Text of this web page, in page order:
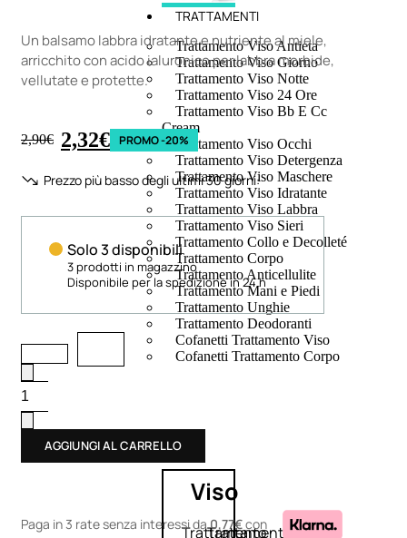
TRATTAMENTI
Trattamento Viso Antieta
Trattamento Viso Giorno
Trattamento Viso Notte
Trattamento Viso 24 Ore
Trattamento Viso Bb E Cc
Cream
Trattamento Viso Occhi
Trattamento Viso Detergenza
Trattamento Viso Maschere
Trattamento Viso Idratante
Trattamento Viso Labbra
Trattamento Viso Sieri
Trattamento Collo e Decolleté
Trattamento Corpo
Trattamento Anticellulite
Trattamento Mani e Piedi
Trattamento Unghie
Trattamento Deodoranti
Cofanetti Trattamento Viso
Cofanetti Trattamento Corpo
Viso
Trattamento
Trattamento
Un balsamo labbra idratante e nutriente al miele,
arricchito con acido ialuronico per labbra morbide,
vellutate e protette.
2,90€ 2,32€ PROMO -20%
Prezzo più basso degli ultimi 30 giorni:
Solo 3 disponibili
3 prodotti in magazzino
Disponibile per la spedizione in 24 h
AGGIUNGI AL CARRELLO
Paga in 3 rate senza interessida0,77€con